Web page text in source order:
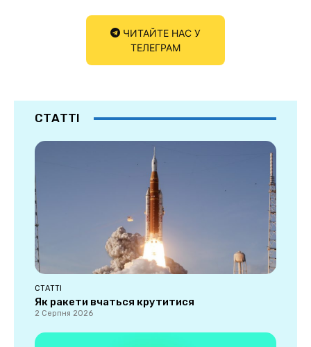
ЧИТАЙТЕ НАС У
ТЕЛЕГРАМ
СТАТТІ
СТАТТІ
Як ракети вчаться крутитися
2 Серпня 2026